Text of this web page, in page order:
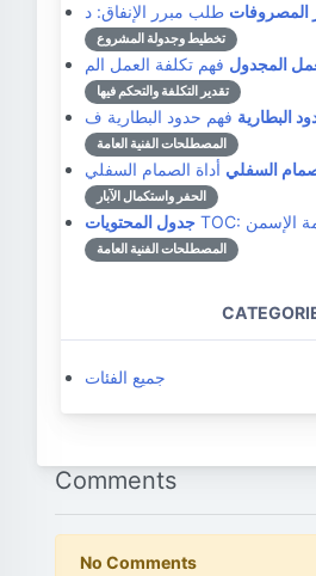
المصروفات
تخطيط وجدولة المشروع
المجدول
تقدير التكلفة والتحكم فيها
البطارية
المصطلحات الفنية العامة
السفلي
الحفر واستكمال الآبار
جدول المحتويات
المصطلحات الفنية العامة
جميع الفئات
Comments
No Comments